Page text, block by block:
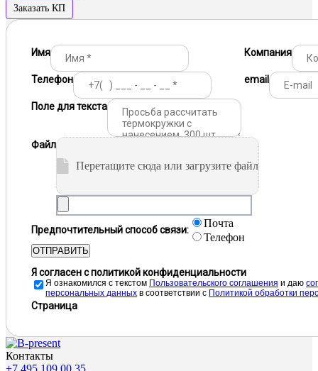
Заказать КП
Имя Компания
Телефон email
Поле для текста
Файл
Перетащите сюда или загрузите файл
Предпочтительный способ связи:
Почта
Телефон
ОТПРАВИТЬ
Я согласен с политикой конфиденциальности
Я ознакомился с текстом Пользовательского соглашения и даю
персональных данных в соответствии с Политикой обработки
Страница
Контакты
+7 495 109 00 35